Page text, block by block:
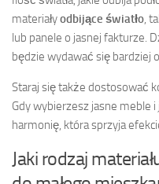
materiałyodbijące światło ,
lub panele o jasnej fakturze.
będzie wydawać się bardziej
Staraj się także dostosować
Gdy wybierzesz jasne meble
harmonię, która sprzyja
Jaki rodzaj